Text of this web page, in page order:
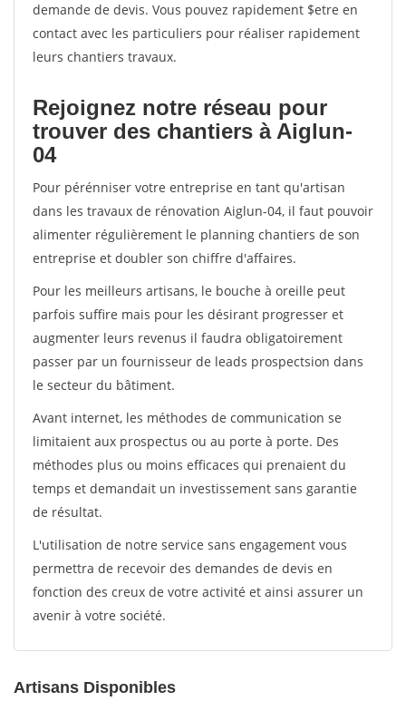
demande de devis. Vous pouvez rapidement $etre en
contact avec les particuliers pour réaliser rapidement
leurs chantiers travaux.
Rejoignez notre réseau pour
trouver des chantiers à Aiglun-
04
Pour pérénniser votre entreprise en tant qu'artisan
dans les travaux de rénovation Aiglun-04, il faut pouvoir
alimenter régulièrement le planning chantiers de son
entreprise et doubler son chiffre d'affaires.
Pour les meilleurs artisans, le bouche à oreille peut
parfois suffire mais pour les désirant progresser et
augmenter leurs revenus il faudra obligatoirement
passer par un fournisseur de leads prospectsion dans
le secteur du bâtiment.
Avant internet, les méthodes de communication se
limitaient aux prospectus ou au porte à porte. Des
méthodes plus ou moins efficaces qui prenaient du
temps et demandait un investissement sans garantie
de résultat.
L'utilisation de notre service sans engagement vous
permettra de recevoir des demandes de devis en
fonction des creux de votre activité et ainsi assurer un
avenir à votre société.
Artisans Disponibles